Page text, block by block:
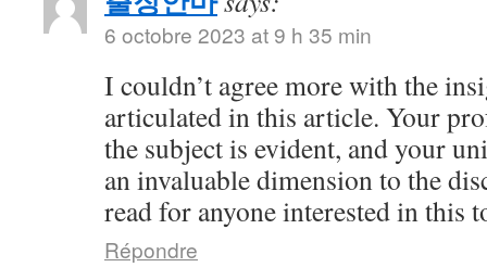
6 octobre 2023 at 9 h 35 min
I couldn’t agree more with the
articulated in this article. Your
the subject is evident, and your
an invaluable dimension to the
read for anyone interested in this
Répondre